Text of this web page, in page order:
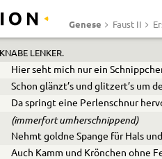
Genese Faust II
Das Prahlen steht dir gar zu schön,
Doch laß uns deine Künste sehn.
KNABE LENKER.
Hier seht mich nur ein
Schon glänzt’s und glitzert’s um
Da springt eine Perlenschnur
(immerfort umherschnippend)
Nehmt goldne Spange für Hals
Auch Kamm und Krönchen ohne